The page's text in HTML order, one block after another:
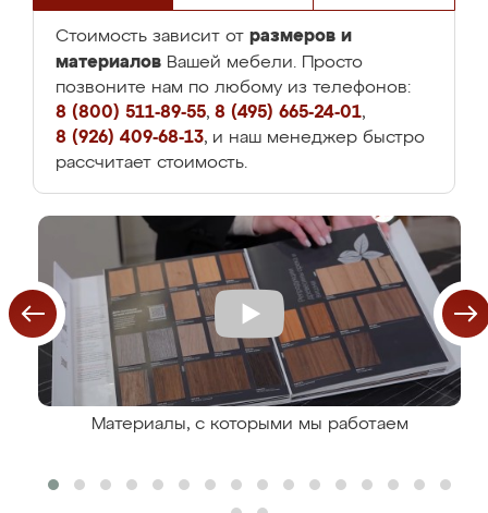
Стоимость зависит от размеров и
материалов Вашей мебели. Просто
позвоните нам по любому из телефонов:
8 (800) 511-89-55, 8 (495) 665-24-01,
8 (926) 409-68-13, и наш менеджер быстро
рассчитает стоимость.
Материалы, с которыми мы работаем